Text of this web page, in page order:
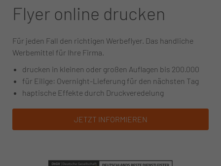
Flyer online drucken
Für jeden Fall den richtigen Werbeflyer. Das handliche
Werbemittel für Ihre Firma.
drucken in kleinen oder großen Auflagen bis 200.000
für Eilige: Overnight-Lieferung für den nächsten Tag
haptische Effekte durch Druckveredelung
JETZT INFORMIEREN